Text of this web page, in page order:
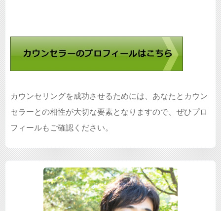
カウンセリングを成功させるためには、あなたとカウン
セラーとの相性が大切な要素となりますので、ぜひプロ
フィールもご確認ください。